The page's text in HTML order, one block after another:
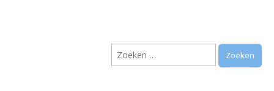
Vereniging
Arnhem e.o.
Zoeken
naar: